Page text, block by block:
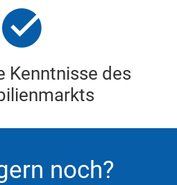
Kenntnisse des
noch?